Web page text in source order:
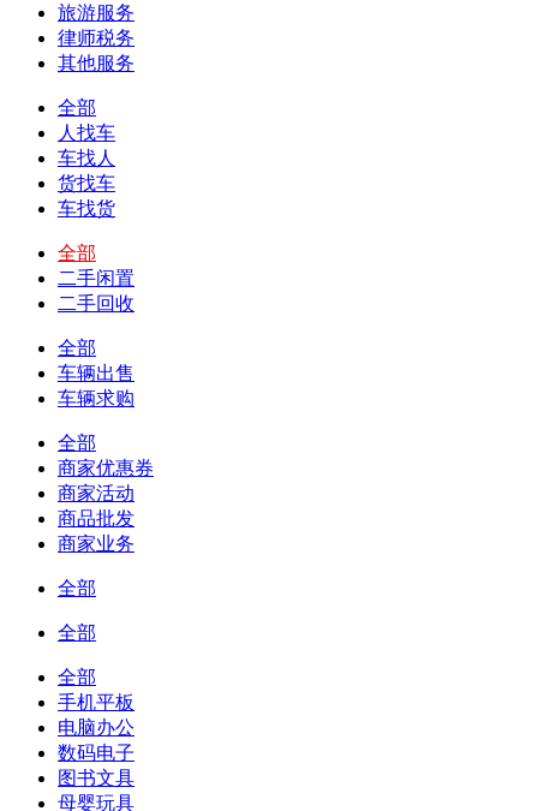
旅游服务
律师税务
其他服务
全部
人找车
车找人
货找车
车找货
全部
二手闲置
二手回收
全部
车辆出售
车辆求购
全部
商家优惠券
商家活动
商品批发
商家业务
全部
全部
全部
手机平板
电脑办公
数码电子
图书文具
母婴玩具